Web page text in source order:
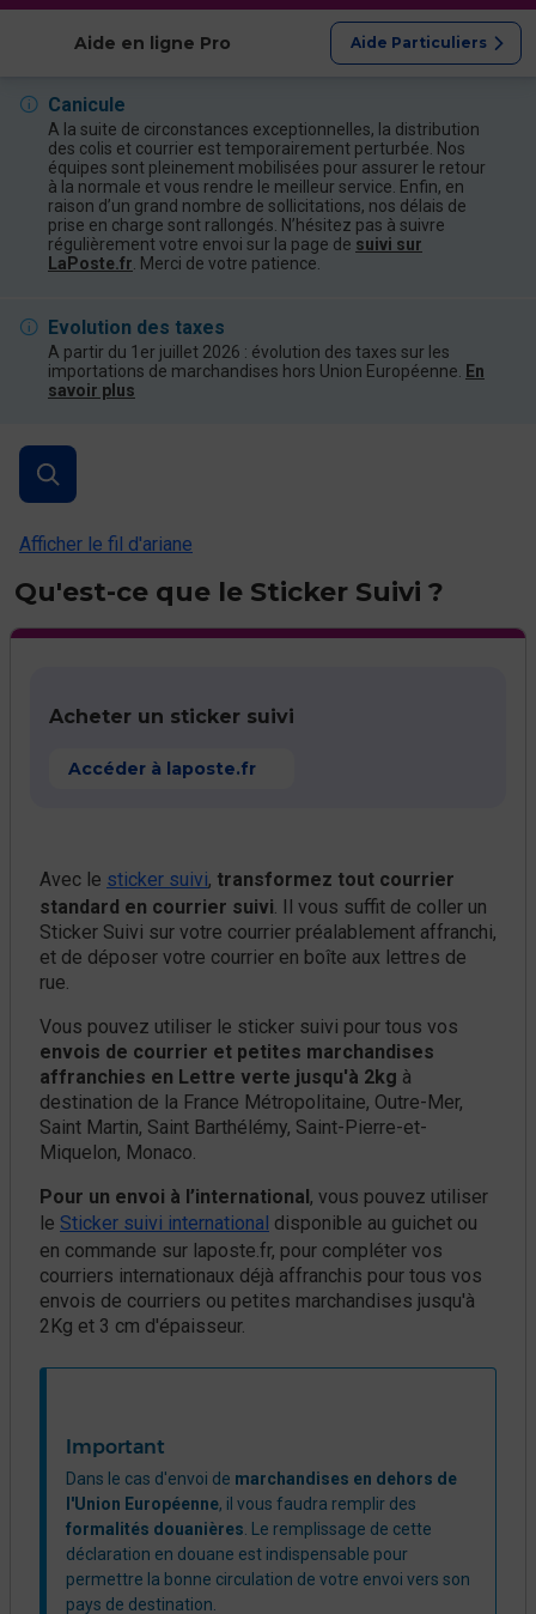
Aide en ligne Pro Aide Particuliers
Canicule
A la suite de circonstances exceptionnelles, la distribution
des colis et courrier est temporairement perturbée. Nos
équipes sont pleinement mobilisées pour assurer le retour
à la normale et vous rendre le meilleur service. Enfin, en
raison d’un grand nombre de sollicitations, nos délais de
prise en charge sont rallongés. N’hésitez pas à suivre
régulièrement votre envoi sur la page de suivi sur
LaPoste.fr . Merci de votre patience.
Evolution des taxes
A partir du 1er juillet 2026 : évolution des taxes sur les
importations de marchandises hors Union Européenne.
En
savoir plus
Afficher le fil d'ariane
Qu'est-ce que le Sticker Suivi ?
Acheter un sticker suivi
Accéder à laposte.fr
Avec le sticker suivi, transformez tout courrier
standard en courrier suivi. Il vous suffit de coller un
Sticker Suivi sur votre courrier préalablement affranchi,
et de déposer votre courrier en boîte aux lettres de
rue.
Vous pouvez utiliser le sticker suivi pour tous vos
envois de courrier et petites marchandises
affranchies en Lettre verte jusqu'à 2kg à
destination de la France Métropolitaine, Outre-Mer,
Saint Martin, Saint Barthélémy, Saint-Pierre-et-
Miquelon, Monaco.
Pour un envoi à l’international, vous pouvez utiliser
le Sticker suivi international disponible au guichet ou
en commande sur laposte.fr, pour compléter vos
courriers internationaux déjà affranchis pour tous vos
envois de courriers ou petites marchandises jusqu'à
2Kg et 3 cm d'épaisseur.
Important
​​​Dans le cas d'envoi de marchandises en dehors de
l'Union Européenne, il vous faudra remplir des
formalités douanières . Le remplissage de cette
déclaration en douane est indispensable pour
permettre la bonne circulation de votre envoi vers son
pays de destination.